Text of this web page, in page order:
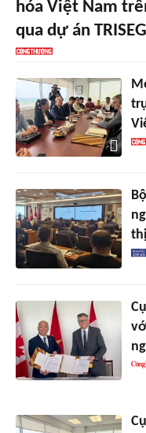
hóa Việt Nam
qua dự án TRISEG